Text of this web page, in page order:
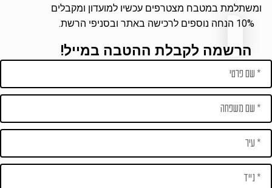
ומשתלמת במטבח מצטרפים עכשיו למועדון ומקבלים
10% הנחה נוספים לרכישה באתר ובסניפי הרשת.
הרשמה לקבלת ההטבה במייל!